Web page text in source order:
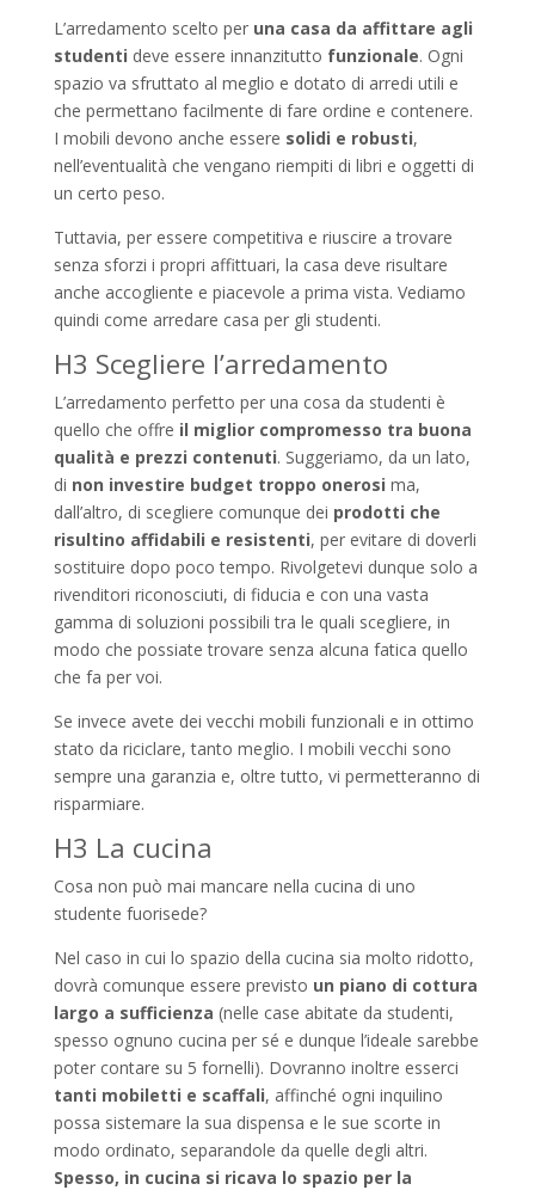
L’arredamento scelto per una casa da affittare agli
studenti deve essere innanzitutto funzionale. Ogni
spazio va sfruttato al meglio e dotato di arredi utili e
che permettano facilmente di fare ordine e contenere.
I mobili devono anche essere solidi e robusti,
nell’eventualità che vengano riempiti di libri e oggetti di
un certo peso.
Tuttavia, per essere competitiva e riuscire a trovare
senza sforzi i propri affittuari, la casa deve risultare
anche accogliente e piacevole a prima vista. Vediamo
quindi come arredare casa per gli studenti.
H3 Scegliere l’arredamento
L’arredamento perfetto per una cosa da studenti è
quello che offre il miglior compromesso tra buona
qualità e prezzi contenuti. Suggeriamo, da un lato,
di non investire budget troppo onerosi ma,
dall’altro, di scegliere comunque dei prodotti che
risultino affidabili e resistenti, per evitare di doverli
sostituire dopo poco tempo. Rivolgetevi dunque solo a
rivenditori riconosciuti, di fiducia e con una vasta
gamma di soluzioni possibili tra le quali scegliere, in
modo che possiate trovare senza alcuna fatica quello
che fa per voi.
Se invece avete dei vecchi mobili funzionali e in ottimo
stato da riciclare, tanto meglio. I mobili vecchi sono
sempre una garanzia e, oltre tutto, vi permetteranno di
risparmiare.
H3 La cucina
Cosa non può mai mancare nella cucina di uno
studente fuorisede?
Nel caso in cui lo spazio della cucina sia molto ridotto,
dovrà comunque essere previsto un piano di cottura
largo a sufficienza (nelle case abitate da studenti,
spesso ognuno cucina per sé e dunque l’ideale sarebbe
poter contare su 5 fornelli). Dovranno inoltre esserci
tanti mobiletti e scaffali, affinché ogni inquilino
possa sistemare la sua dispensa e le sue scorte in
modo ordinato, separandole da quelle degli altri.
Spesso, in cucina si ricava lo spazio per la